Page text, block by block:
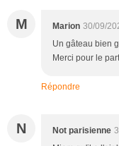
M Marion 30/09/
Un gâteau bien
Merci pour le
Répondre
N Not parisienne